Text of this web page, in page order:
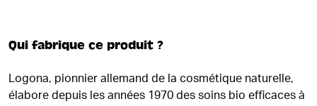
Qui fabrique ce produit ?
Logona, pionnier allemand de la cosmétique naturelle,
élabore depuis les années 1970 des soins bio efficaces à